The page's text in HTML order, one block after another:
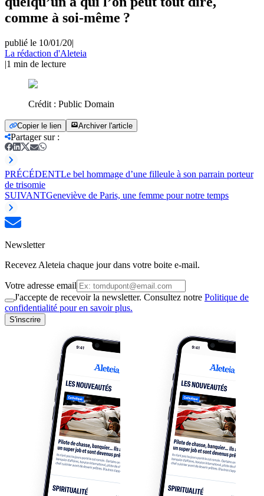
comme à soi-même ?
publié le 10/01/20|
La rédaction d'Aleteia
|1 min de lecture
Crédit : Public Domain
Copier le lien Archiver l'article
Partager sur:
PRÉCÉDENTLe bel hommage d’une filleule à son parrain porteur
de trisomie
SUIVANTGeneviève de Paris, une femme pour notre temps
Newsletter
Recevez Aleteia chaque jour dans votre boite e-mail.
Votre adresse email
J'accepte de recevoir la newsletter. Consultez notre Politique de
confidentialité pour en savoir plus.
S'inscrire